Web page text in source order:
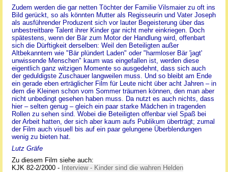
Zudem werden die gar netten Töchter der Familie Vilsmaier zu oft ins
Bild gerückt, so als könnten Mutter als Regisseurin und Vater Joseph
als ausführender Produzent sich vor lauter Begeisterung über das
unbestreitbare Talent ihrer Kinder gar nicht mehr einkriegen. Doch
spätestens, wenn der Bär zum Motor der Handlung wird, offenbart
sich die Dürftigkeit derselben: Weil den Beteiligten außer
Altbekanntem wie "Bär plündert Laden" oder "harmloser Bär 'jagt'
unwissende Menschen" kaum was eingefallen ist, werden diese
eigentlich ganz witzigen Momente so ausgedehnt, dass sich auch
der geduldigste Zuschauer langweilen muss. Und so bleibt am Ende
ein gerade eben erträglicher Film für Leute nicht über acht Jahren – in
dem die Kleinen schon vom Sommer träumen können, den man aber
nicht unbedingt gesehen haben muss. Da nutzt es auch nichts, dass
hier – selten genug – gleich ein paar starke Mädchen in tragenden
Rollen zu sehen sind. Wobei die Beteiligten offenbar viel Spaß bei
der Arbeit hatten, der sich aber kaum aufs Publikum überträgt; zumal
der Film auch visuell bis auf ein paar gelungene Überblendungen
wenig zu bieten hat.
Lutz Gräfe
Zu diesem Film siehe auch:
KJK 82-2/2000 - Interview - Kinder sind die wahren Helden